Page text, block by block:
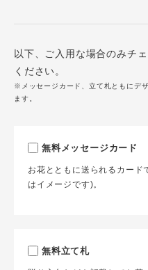
以下、ご入用な場合のみチ
ください。
※メッセージカード、立て札ともにデ
ます。
無料メッセージカード
お花とともに送られるカード
はイメージです)。
無料立て札